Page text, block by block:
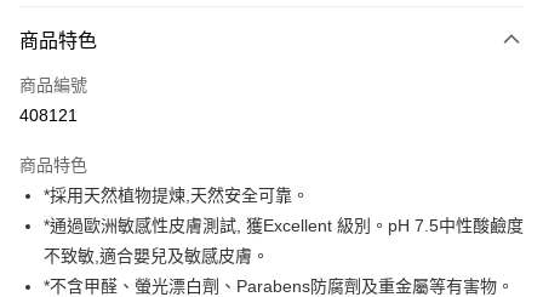
信用卡
Apple Pay
AlipayHK
PayMe
WeChat Pay
商品特色
商品編號
408121
商品特色
*採用天然植物提煉,天然安全可靠。
*通過歐洲敏感性皮膚測試, 獲Excellent 級別。pH 7.5中性酸鹼度
不致敏,適合嬰兒及敏感皮膚。
*不含甲醛、螢光漂白劑、Parabens防腐劑及重金屬等有害物。